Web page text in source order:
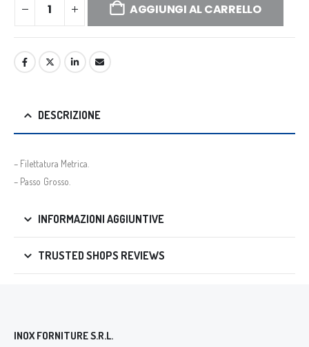
AGGIUNGI AL CARRELLO
DESCRIZIONE
– Filettatura Metrica.
– Passo Grosso.
INFORMAZIONI AGGIUNTIVE
TRUSTED SHOPS REVIEWS
INOX FORNITURE S.R.L.